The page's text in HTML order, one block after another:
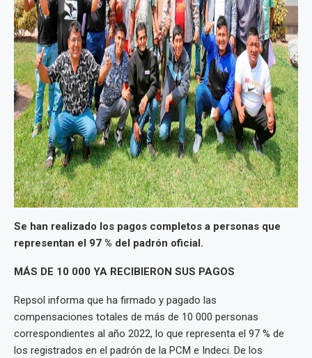
Se han realizado los pagos completos a personas que
representan el 97 % del padrón oficial.
MÁS DE 10 000 YA RECIBIERON SUS PAGOS
Repsol informa que ha firmado y pagado las
compensaciones totales de más de 10 000 personas
correspondientes al año 2022, lo que representa el 97 % de
los registrados en el padrón de la PCM e Indeci. De los